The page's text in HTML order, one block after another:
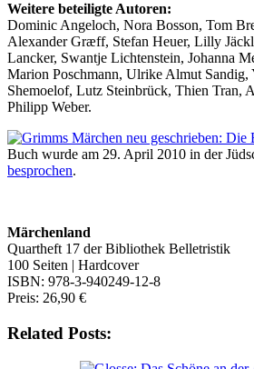
Weitere beteiligte Autoren:
Dominic Angeloch, Nora Bosson, Tom
Alexander Græff, Stefan Heuer, Lilly
Lancker, Swantje Lichtenstein, Johanna
Marion Poschmann, Ulrike Almut Sandig,
Shemoelof, Lutz Steinbrück, Thien Tran,
Philipp Weber.
Buch wurde am 29. April 2010 in der
besprochen.
Märchenland
Quartheft 17 der Bibliothek Belletristik
100 Seiten | Hardcover
ISBN: 978-3-940249-12-8
Preis: 26,90 €
Related Posts: